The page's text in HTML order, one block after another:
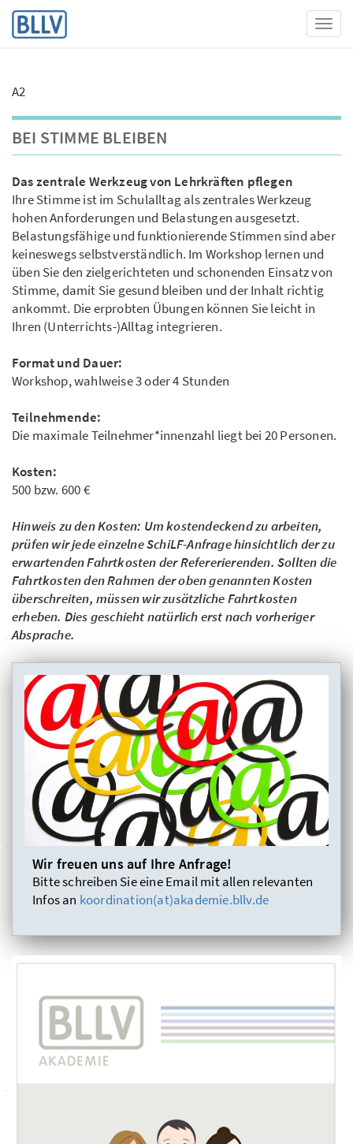
A2
BEI STIMME BLEIBEN
Das zentrale Werkzeug von Lehrkräften pflegen
Ihre Stimme ist im Schulalltag als zentrales Werkzeug
hohen Anforderungen und Belastungen ausgesetzt.
Belastungsfähige und funktionierende Stimmen sind aber
keineswegs selbstverständlich. Im Workshop lernen und
üben Sie den zielgerichteten und schonenden Einsatz von
Stimme, damit Sie gesund bleiben und der Inhalt richtig
ankommt. Die erprobten Übungen können Sie leicht in
Ihren (Unterrichts-)Alltag integrieren.
Format und Dauer:
Workshop, wahlweise 3 oder 4 Stunden
Teilnehmende:
Die maximale Teilnehmer*innenzahl liegt bei 20 Personen.
Kosten:
500 bzw. 600 €
Hinweis zu den Kosten: Um kostendeckend zu arbeiten,
prüfen wir jede einzelne SchiLF-Anfrage hinsichtlich der zu
erwartenden Fahrtkosten der Refererierenden. Sollten die
Fahrtkosten den Rahmen der oben genannten Kosten
überschreiten, müssen wir zusätzliche Fahrtkosten
erheben. Dies geschieht natürlich erst nach vorheriger
Absprache.
Wir freuen uns auf Ihre Anfrage!
Bitte schreiben Sie eine Email mit allen relevanten
Infos an koordination(at)akademie.bllv.de